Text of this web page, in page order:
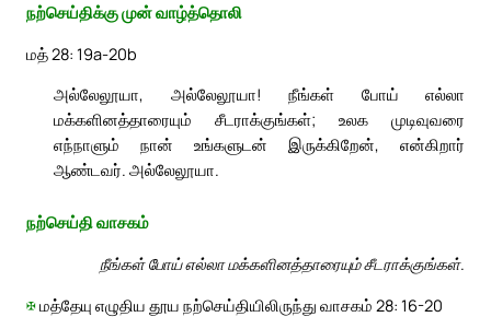
நற்செய்திக்கு முன் வாழ்த்தொலி
மத் 28: 19a-20b
அல்லேலூயா, அல்லேலூயா! நீங்கள் போய் எல்லா
மக்களினத்தாரையும் சீடராக்குங்கள்; உலக முடிவுவரை
எந்நாளும் நான் உங்களுடன் இருக்கிறேன், என்கிறார்
ஆண்டவர். அல்லேலூயா.
நற்செய்தி வாசகம்
நீங்கள் போய் எல்லா மக்களினத்தாரையும் சீடராக்குங்கள்.
✠மத்தேயு எழுதிய தூய நற்செய்தியிலிருந்து வாசகம் 28: 16-20